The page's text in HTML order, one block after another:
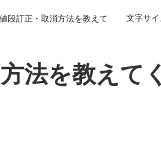
文字サ
段訂正・取消方法を教えて
法を教えて